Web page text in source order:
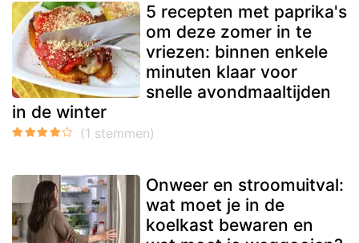
5 recepten met paprika's
om deze zomer in te
vriezen: binnen enkele
minuten klaar voor
snelle avondmaaltijden
in de winter
Onweer en stroomuitval:
wat moet je in de
koelkast bewaren en